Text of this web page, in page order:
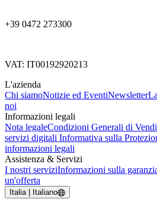
+39 0472 273300
VAT: IT00192920213
L'azienda
Chi siamoNotizie ed EventiNewsletter
noi
Informazioni legali
Nota legaleCondizioni Generali di
servizi digitali Informativa sulla
informazioni legali
Assistenza & Servizi
I nostri serviziInformazioni sulla
un'offerta
Italia | Italiano